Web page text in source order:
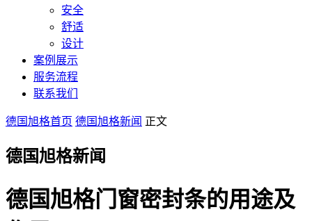
安全
舒适
设计
案例展示
服务流程
联系我们
德国旭格首页 德国旭格新闻 正文
德国旭格新闻
德国旭格门窗密封条的用途及